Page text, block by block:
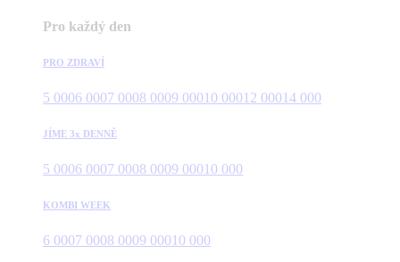
Pro každý den
PRO ZDRAVÍ
5 0006 0007 0008 0009 00010 00012 00014 000
JÍME 3x DENNĚ
5 0006 0007 0008 0009 00010 000
KOMBI WEEK
6 0007 0008 0009 00010 000